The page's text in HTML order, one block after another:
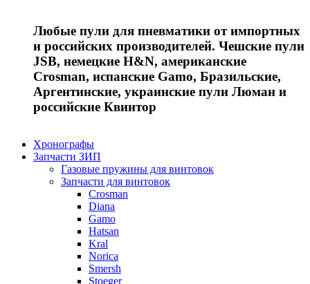
Любые пули для пневматики от импортных
и российских производителей. Чешские пули
JSB, немецкие H&N, американские
Crosman, испанские Gamo, Бразильские,
Аргентинские, украинские пули Люман и
российские Квинтор
Хронографы
Запчасти ЗИП
Газовые пружины для винтовок
Запчасти для винтовок
Crosman
Diana
Gamo
Hatsan
Kral
Norica
Smersh
Stoeger